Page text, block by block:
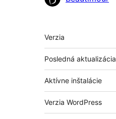
Meta
Verzia
Posledná aktualizácia
Aktívne inštalácie
Verzia WordPress